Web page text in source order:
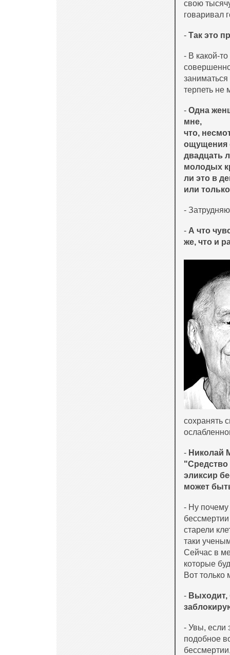
свою
говаривал
- Так это
- В какой-
терпеть не
- Одна
мне,
что,
ощущения
двадцать
молодых
ли это в
или
-
- А что
же, что и
сохранять
- Николай
"Средство
эликсир
может
- Ну
старели
таки
Сейчас в
которые
Вот
- Выходит,
- Увы, если
подобное